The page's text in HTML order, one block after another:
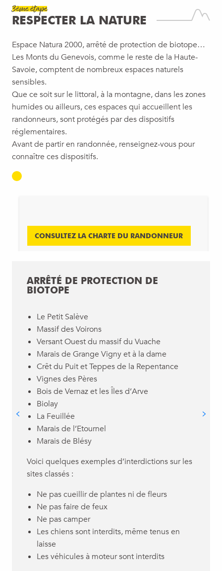
3ème étape
RESPECTER LA NATURE
Espace Natura 2000, arrêté de protection de biotope…
Les Monts du Genevois, comme le reste de la Haute-
Savoie, comptent de nombreux espaces naturels
sensibles.
Que ce soit sur le littoral, à la montagne, dans les zones
humides ou ailleurs, ces espaces qui accueillent les
randonneurs, sont protégés par des dispositifs
réglementaires.
Avant de partir en randonnée, renseignez-vous pour
connaître ces dispositifs.
CONSULTEZ LA CHARTE DU RANDONNEUR
ARRÊTÉ DE PROTECTION DE
BIOTOPE
Le Petit Salève
Massif des Voirons
Versant Ouest du massif du Vuache
Marais de Grange Vigny et à la dame
Crêt du Puit et Teppes de la Repentance
Vignes des Pères
Bois de Vernaz et les Îles d’Arve
Biolay
La Feuillée
Marais de l’Etournel
Marais de Blésy
Voici quelques exemples d’interdictions sur les
sites classés :
Ne pas cueillir de plantes ni de fleurs
Ne pas faire de feux
Ne pas camper
Les chiens sont interdits, même tenus en
laisse
Les véhicules à moteur sont interdits